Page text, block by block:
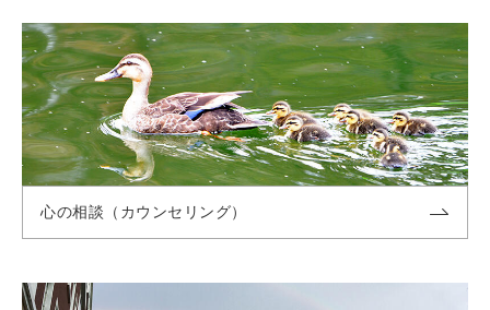
心の相談（カウンセリング）